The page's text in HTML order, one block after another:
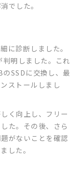
でした。
に診断しました。
明しました。これ
SSDに交換し、最
ストールしまし
く向上し、フリー
た。その後、さら
がないことを確認
した。